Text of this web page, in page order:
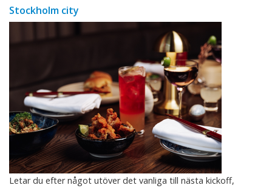
Stockholm city
Letar du efter något utöver det vanliga till nästa kickoff,